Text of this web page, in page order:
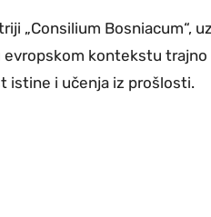
„Consilium Bosniacum“,
kontekstu
istine i učenja iz prošlosti.